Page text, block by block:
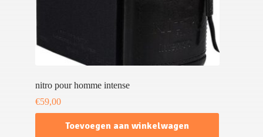
nitro pour homme intense
€59,00
Toevoegen aan winkelwagen